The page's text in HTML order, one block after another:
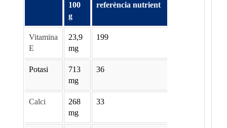
100
g
referència nutrient
Vitamina
E
23,9
mg
199
Potasi
713
mg
36
Calci
268
mg
33